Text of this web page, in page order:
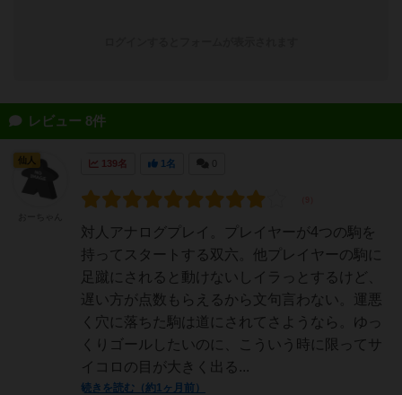
レビュー 8件
139名 1名
対人アナログプレイ。プレイヤーが4つの駒を
持ってスタートする双六。他プレイヤーの駒に
足蹴にされると動けないしイラっとするけど、
遅い方が点数もらえるから文句言わない。運悪
く穴に落ちた駒は道にされてさようなら。ゆっ
くりゴールしたいのに、こういう時に限ってサ
イコロの目が大きく出る...
続きを読む（約1ヶ月前）
仙人